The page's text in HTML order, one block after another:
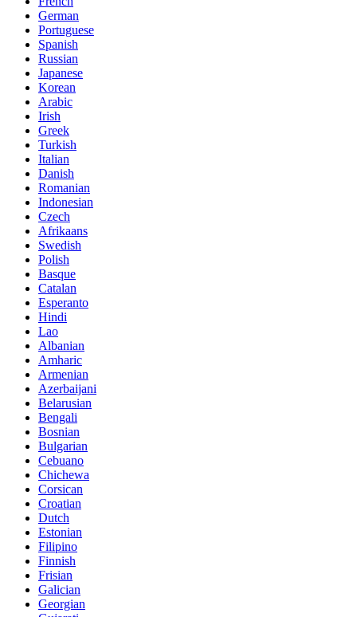
German
Portuguese
Spanish
Russian
Japanese
Korean
Arabic
Irish
Greek
Turkish
Italian
Danish
Romanian
Indonesian
Czech
Afrikaans
Swedish
Polish
Basque
Catalan
Esperanto
Hindi
Lao
Albanian
Amharic
Armenian
Azerbaijani
Belarusian
Bengali
Bosnian
Bulgarian
Cebuano
Chichewa
Corsican
Croatian
Dutch
Estonian
Filipino
Finnish
Frisian
Galician
Georgian